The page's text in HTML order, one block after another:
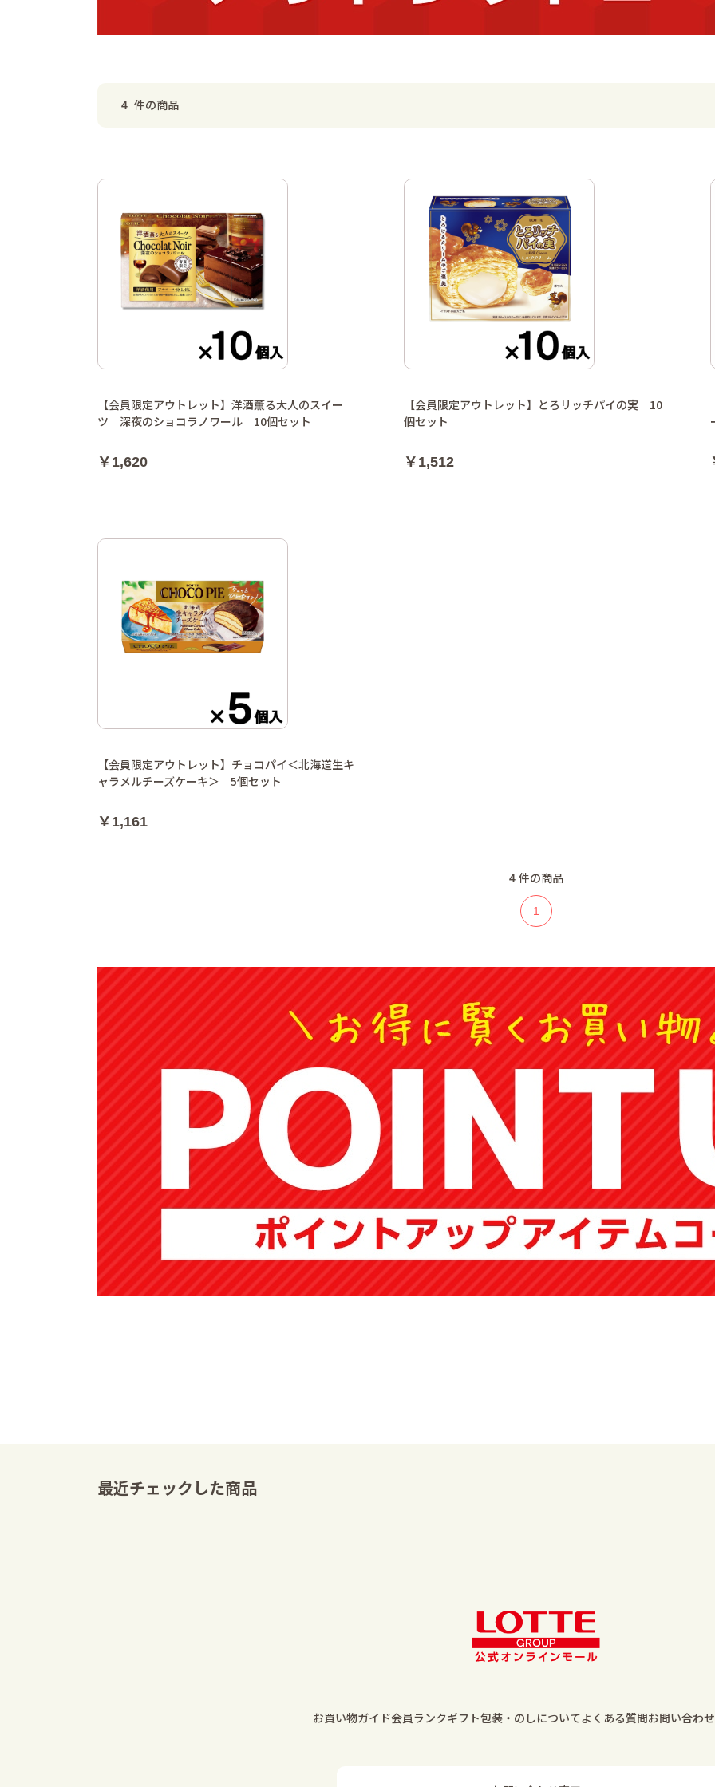
4 件の商品
【会員限定アウトレット】洋酒薫る大人のスイー
ツ 深夜のショコラノワール 10個セット
￥1,620
【会員限定アウトレット】とろリッチパイの実 10
個セット
￥1,512
【会員限定アウトレット】チョコパイ＜北海道生キ
ャラメルチーズケーキ＞ 5個セット
￥1,161
4 件の商品
1
最近チェックした商品
お買い物ガイド会員ランクギフト包装・のしについてよくある質問お問い合わせ